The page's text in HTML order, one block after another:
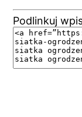
Podlinkuj